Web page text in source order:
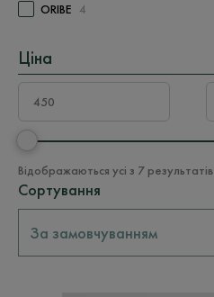
ORIBE 4
Ціна
Відображаються усі з 7 результатів
Сортування
За замовчуванням